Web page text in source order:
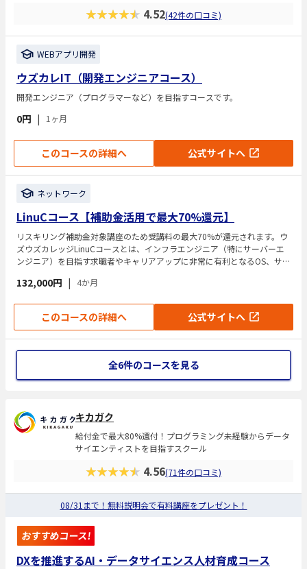
★★★★★ 4.52(42件の口コミ)
WEBアプリ開発
ウズカレIT（開発エンジニアコース）
開発エンジニア（プログラマーなど）を目指すコースです。
0円 | 1ヶ月
このコースの詳細へ 公式サイトへ
ネットワーク
LinuCコース【補助金活用で最大70%還元】
リスキリング補助金対象講座のため受講料の最大70%が還元されます。ウ
ズウズカレッジLinuCコースとは、インフラエンジニア（特にサーバーエ
ンジニア）を目指す求職者やキャリアアップに非常に有利となるOS、サー
を目指します。
132,000円 | 4か月
このコースの詳細へ 公式サイトへ
全6件のコースを見る
キカガク
給付金で最大80%還付！プログラミング未経験からデータ
サイエンティストを目指すスクール
★★★★★ 4.56(71件の口コミ)
08/31まで！無料説明会で有料講座をプレゼント！
おすすめコース!
DXを推進するAI・データサイエンス人材育成コース